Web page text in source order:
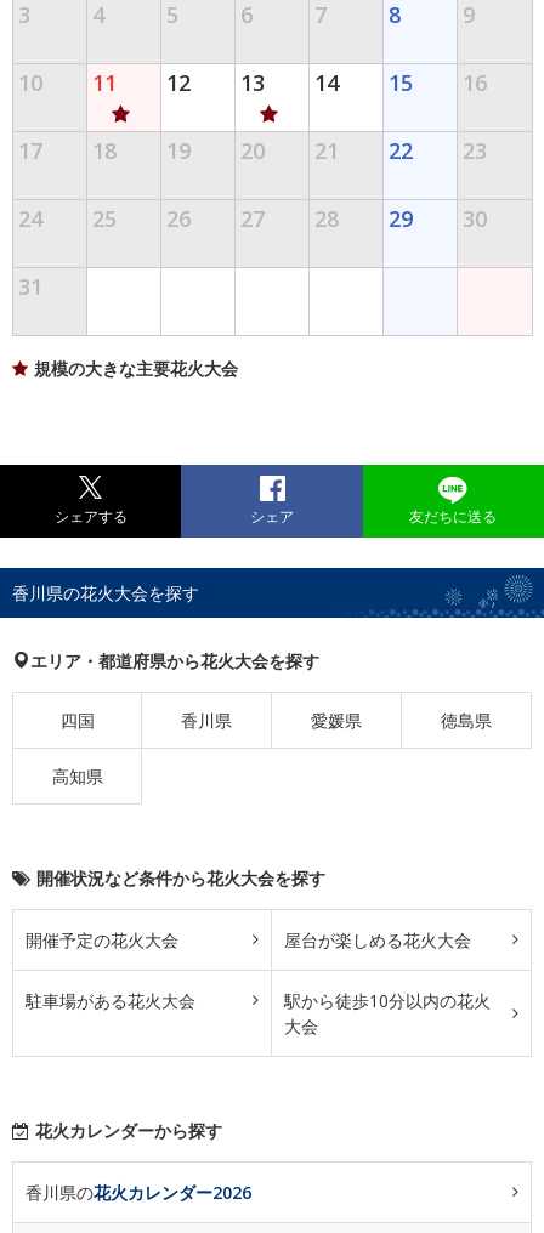
3 4 5 6 7 8 9
10 11 12 13 14 15 16
17 18 19 20 21 22 23
24 25 26 27 28 29 30
31
規模の大きな主要花火大会
シェアする シェア 友だちに送る
香川県の花火大会を探す
エリア・都道府県から花火大会を探す
四国 香川県 愛媛県 徳島県
高知県
開催状況など条件から花火大会を探す
開催予定の花火大会 屋台が楽しめる花火大会
駐車場がある花火大会
駅から徒歩10分以内の花火
大会
花火カレンダーから探す
香川県の花火カレンダー2026